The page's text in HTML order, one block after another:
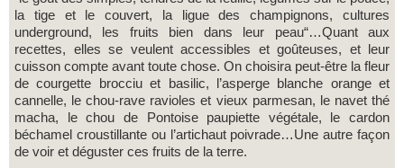
la tige et le couvert, la ligue des champignons, cultures
underground, les fruits bien dans leur peau“…Quant aux
recettes, elles se veulent accessibles et goûteuses, et leur
cuisson compte avant toute chose. On choisira peut-être la fleur
de courgette brocciu et basilic, l’asperge blanche orange et
cannelle, le chou-rave ravioles et vieux parmesan, le navet thé
macha, le chou de Pontoise paupiette végétale, le cardon
béchamel croustillante ou l’artichaut poivrade…Une autre façon
de voir et déguster ces fruits de la terre.